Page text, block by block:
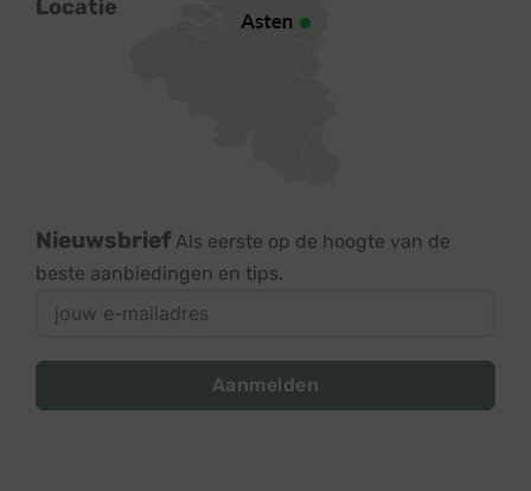
Locatie
Nieuwsbrief Als eerste op de hoogte van de
beste aanbiedingen en tips.
Aanmelden